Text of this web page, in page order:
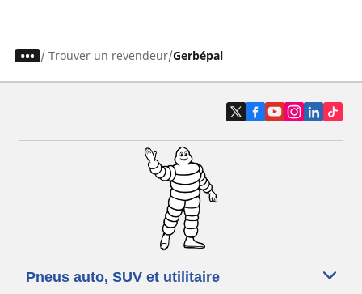
/ Trouver un revendeur Gerbépal
Pneus auto, SUV et utilitaire